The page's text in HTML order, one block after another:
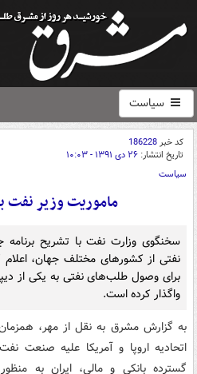
سیاست
کد خبر186228
تاریخ انتشار: ۲۶ دی ۱۳۹۱ - ۱۰:۰۳
سیاست
ماموریت وزیر نفت
سخنگوی وزارت نفت با تشریح برنامه
نفتی از کشورهای مختلف جهان، اعلام
برای وصول طلب‌های نفتی به یکی از
واگذار کرده است.
به گزارش مشرق به نقل از مهر،
اتحادیه اروپا و آمریکا علیه صنعت
گسترده بانکی و مالی، ایران به